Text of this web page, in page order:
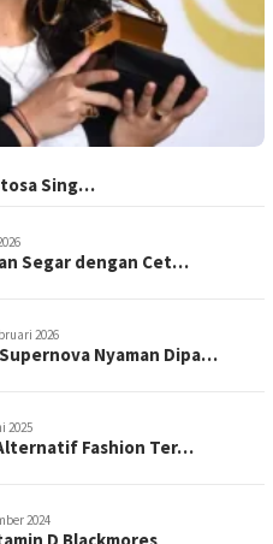
Sing…
Segar dengan Cet…
2026
Nyaman Dipa…
2025
Fashion Ter…
2024